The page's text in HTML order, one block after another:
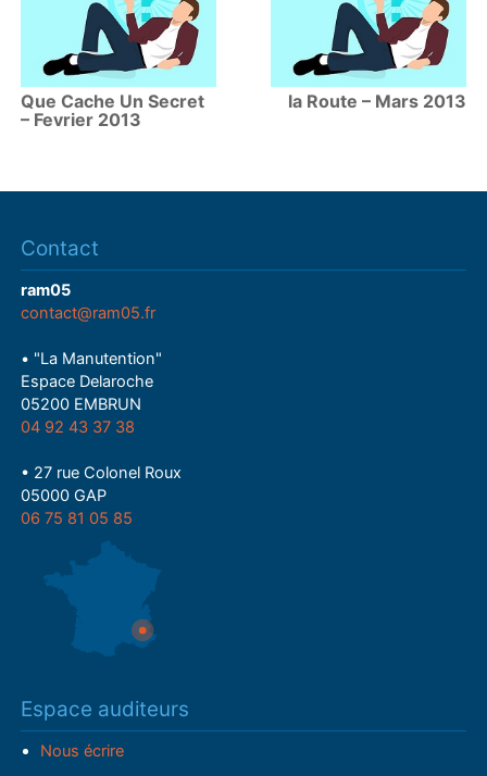
Que Cache Un Secret
– Fevrier 2013
la Route – Mars 2013
Contact
ram05
contact@ram05.fr
• "La Manutention"
Espace Delaroche
05200 EMBRUN
04 92 43 37 38
• 27 rue Colonel Roux
05000 GAP
06 75 81 05 85
Espace auditeurs
Nous écrire